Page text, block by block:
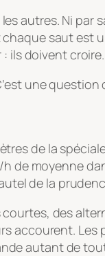
autres. Ni
saut
ils doivent croire.
une question
de la
de moyenne
de la
des
accourent.
autant de